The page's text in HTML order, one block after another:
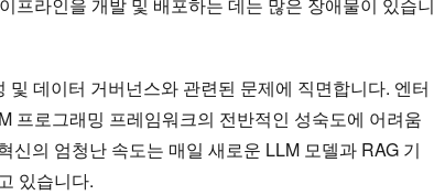
프라인을 개발 및 배포하는 데는 많은 장애물이 있습니
및 데이터 거버넌스와 관련된 문제에 직면합니다. 엔터
프로그래밍 프레임워크의 전반적인 성숙도에 어려움
신의 엄청난 속도는 매일 새로운 LLM 모델과 RAG 기
있습니다.